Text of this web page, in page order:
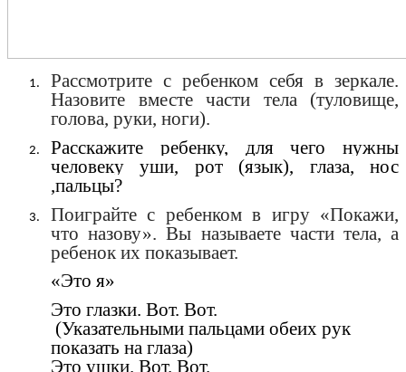
Рассмотрите с ребенком себя в зеркале.
Назовите вместе части тела (туловище,
голова, руки, ноги).
Расскажите ребенку, для чего нужны
человеку уши, рот (язык), глаза, нос
,пальцы?
Поиграйте с ребенком в игру «Покажи,
что назову». Вы называете части тела, а
ребенок их показывает.
«Это я»
Это глазки. Вот. Вот.
(Указательными пальцами обеих рук
показать на глаза)
Это ушки. Вот. Вот.